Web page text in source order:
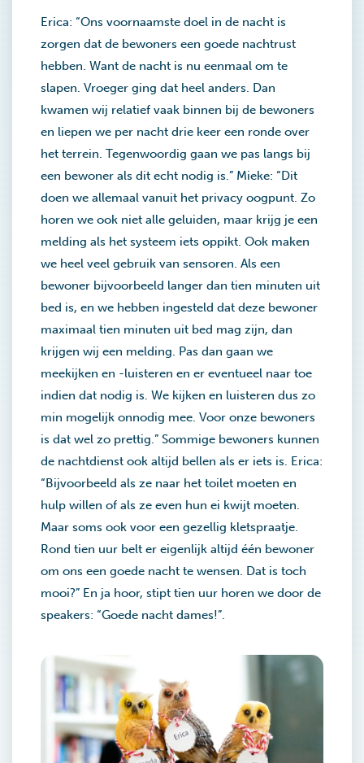
Erica: “Ons voornaamste doel in de nacht is
zorgen dat de bewoners een goede nachtrust
hebben. Want de nacht is nu eenmaal om te
slapen. Vroeger ging dat heel anders. Dan
kwamen wij relatief vaak binnen bij de bewoners
en liepen we per nacht drie keer een ronde over
het terrein. Tegenwoordig gaan we pas langs bij
een bewoner als dit echt nodig is.” Mieke: “Dit
doen we allemaal vanuit het privacy oogpunt. Zo
horen we ook niet alle geluiden, maar krijg je een
melding als het systeem iets oppikt. Ook maken
we heel veel gebruik van sensoren. Als een
bewoner bijvoorbeeld langer dan tien minuten uit
bed is, en we hebben ingesteld dat deze bewoner
maximaal tien minuten uit bed mag zijn, dan
krijgen wij een melding. Pas dan gaan we
meekijken en -luisteren en er eventueel naar toe
indien dat nodig is. We kijken en luisteren dus zo
min mogelijk onnodig mee. Voor onze bewoners
is dat wel zo prettig.” Sommige bewoners kunnen
de nachtdienst ook altijd bellen als er iets is. Erica:
“Bijvoorbeeld als ze naar het toilet moeten en
hulp willen of als ze even hun ei kwijt moeten.
Maar soms ook voor een gezellig kletspraatje.
Rond tien uur belt er eigenlijk altijd één bewoner
om ons een goede nacht te wensen. Dat is toch
mooi?” En ja hoor, stipt tien uur horen we door de
speakers: “Goede nacht dames!”.